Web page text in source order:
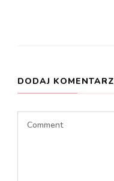
DODAJ KOMENTARZ